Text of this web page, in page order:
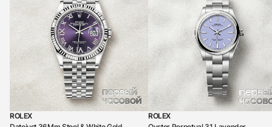
ROLEX
ROLEX